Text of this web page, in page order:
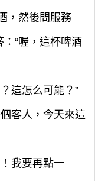
，然後問服務
：“喔，這杯啤酒
這怎么可能？”
客人，今天來這
我要再點一